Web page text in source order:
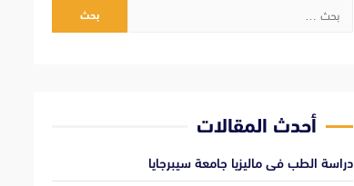
البحث
أحدث المقالات
دراسة الطب فى ماليزيا جامعة سيبرجايا